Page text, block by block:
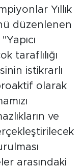
Yıllık
düzenlenen
taraflılığı
istikrarlı
olarak
ve
arasındaki